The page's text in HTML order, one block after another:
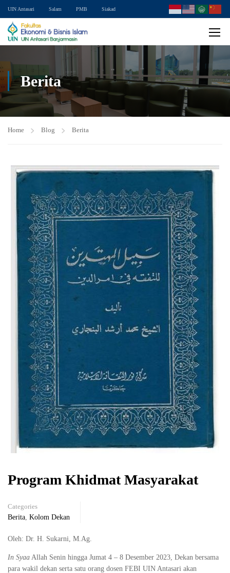
UIN Antasari Salam PMB Siakad
Berita
Home Blog Berita
Program Khidmat Masyarakat
Categories
Berita, Kolom Dekan
Oleh: Dr. H. Sukarni, M.Ag.
In Syaa Allah Senin hingga Jumat 4 – 8 Desember 2023, Dekan bersama
para wakil dekan serta satu orang dosen FEBI UIN Antasari akan